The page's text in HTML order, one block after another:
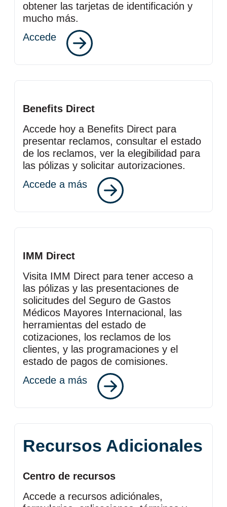
obtener las tarjetas de identificación y
mucho más.
Accede
Benefits Direct
Accede hoy a Benefits Direct para
presentar reclamos, consultar el estado
de los reclamos, ver la elegibilidad para
las pólizas y solicitar autorizaciones.
Accede a más
IMM Direct
Visita IMM Direct para tener acceso a
las pólizas y las presentaciones de
solicitudes del Seguro de Gastos
Médicos Mayores Internacional, las
herramientas del estado de
cotizaciones, los reclamos de los
clientes, y las programaciones y el
estado de pagos de comisiones.
Accede a más
Recursos Adicionales
Centro de recursos
Accede a recursos adiciónales,